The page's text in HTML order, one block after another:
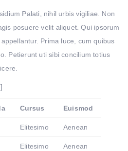
Palati, nihil urbis vigiliae. Non
posuere velit aliquet. Qui ipsorum
Prima luce, cum quibus
Petierunt uti sibi concilium totius
Cursus Euismod
Elitesimo Aenean
Elitesimo Aenean